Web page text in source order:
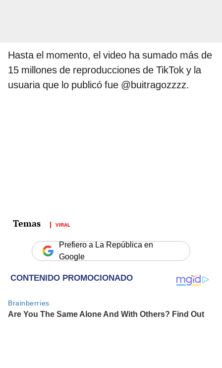
Hasta el momento, el video ha sumado más de
15 millones de reproducciones de TikTok y la
usuaria que lo publicó fue @buitragozzzz.
VIRAL
Prefiero a La República en
Google